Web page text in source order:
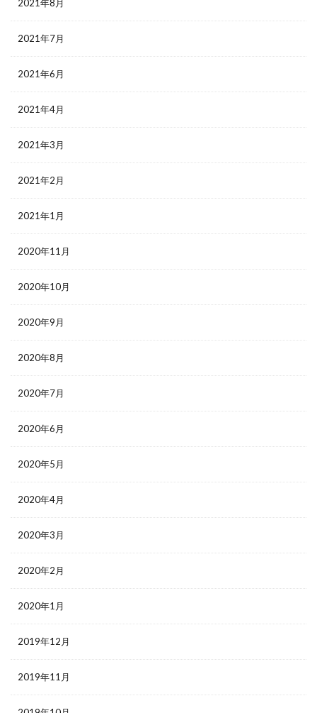
2021年8月
2021年7月
2021年6月
2021年4月
2021年3月
2021年2月
2021年1月
2020年11月
2020年10月
2020年9月
2020年8月
2020年7月
2020年6月
2020年5月
2020年4月
2020年3月
2020年2月
2020年1月
2019年12月
2019年11月